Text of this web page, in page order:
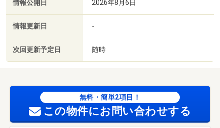
情報公開日 2026年8月6日
情報更新日 -
次回更新予定日 随時
無料・簡単2項目！
この物件にお問い合わせする